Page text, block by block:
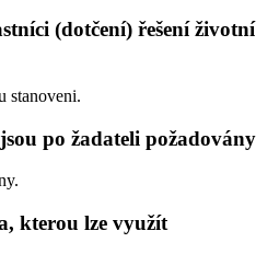
(dotčení) řešení životní
stanoveni.
po žadateli požadovány
kterou lze využít